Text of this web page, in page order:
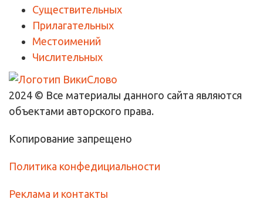
Существительных
Прилагательных
Местоимений
Числительных
2024 © Все материалы данного сайта являются
объектами авторского права.
Копирование запрещено
Политика конфедициальности
Реклама и контакты